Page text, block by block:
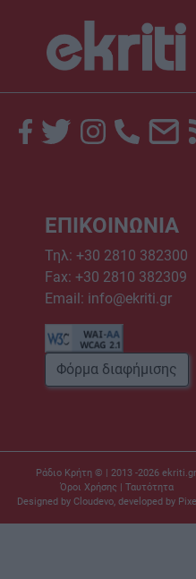
ΕΠΙΚΟΙΝΩΝΙΑ
Τηλ: +30 2810 382300
Fax: +30 2810 382309
Email: info@ekriti.gr
Φόρμα διαφήμισης
Ράδιο Κρήτη © | 2013 -2026 ekriti.gr
Όροι Χρήσης
Ταυτότητα
Designed by Cloudevo, developed by